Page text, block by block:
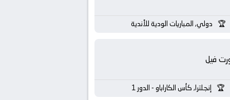
دولي, المباريات الودية للأندية
فيل
إنجلترا, كأس الكاراباو - الدور 1